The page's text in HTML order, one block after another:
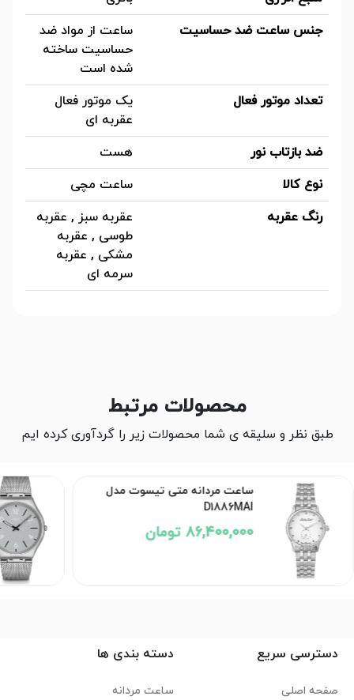
جنس ساعت ضد حساسیت
ساعت از مواد ضد
حساسیت ساخته
شده است
تعداد موتور فعال
یک موتور فعال
عقربه ای
ضد بازتاب نور
هست
نوع کالا
ساعت مچی
رنگ عقربه
عقربه سبز , عقربه
طوسی , عقربه
مشکی , عقربه
سرمه ای
محصولات مرتبط
طبق نظر و سلیقه ی شما محصولات زیر را گردآوری کرده ایم
ساعت مردانه متی تیسوت مدل
D1886MAI
86,400,000 تومان
دسترسی سریع
صفحه اصلی
دسته بندی ها
ساعت مردانه